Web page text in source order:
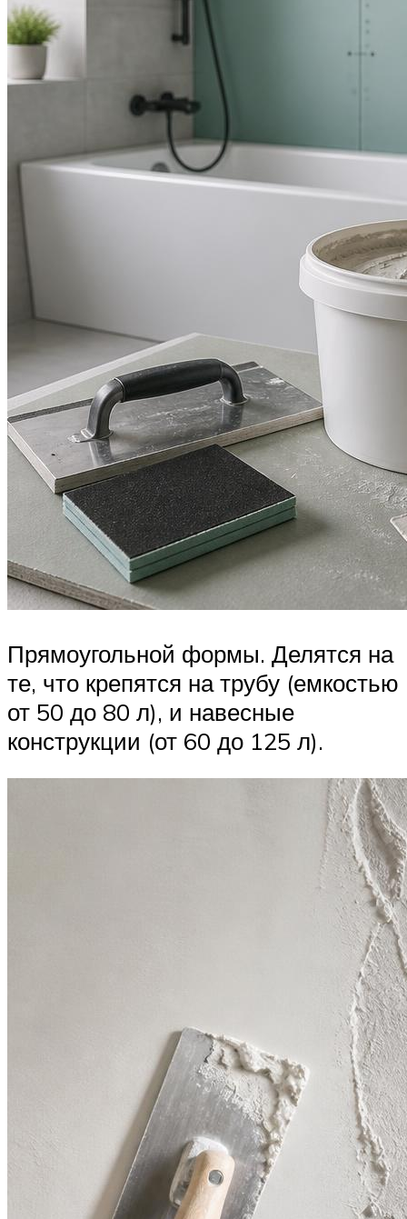
Прямоугольной формы. Делятся на
те, что крепятся на трубу (емкостью
от 50 до 80 л), и навесные
конструкции (от 60 до 125 л).